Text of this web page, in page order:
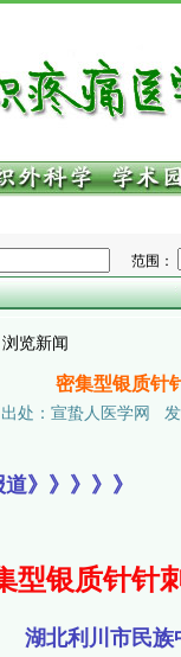
范围：
览新闻
密集型银质针
出处：宣蛰人医学网 发
》》》》》
型银质针针
湖北利川市民族